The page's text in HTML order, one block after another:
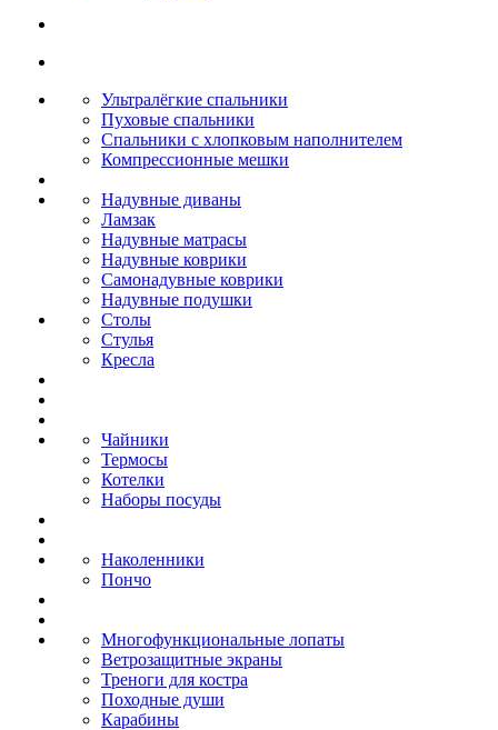
Ультралёгкие спальники
Пуховые спальники
Спальники с хлопковым наполнителем
Компрессионные мешки
Надувные диваны
Ламзак
Надувные матрасы
Надувные коврики
Самонадувные коврики
Надувные подушки
Столы
Стулья
Кресла
Чайники
Термосы
Котелки
Наборы посуды
Наколенники
Пончо
Многофункциональные лопаты
Ветрозащитные экраны
Треноги для костра
Походные души
Карабины